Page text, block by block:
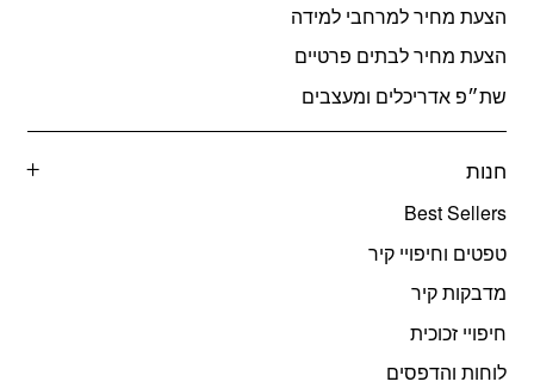
הצעת מחיר למרחבי למידה
הצעת מחיר לבתים פרטיים
שת״פ אדריכלים ומעצבים
חנות
Best Sellers
טפטים וחיפויי קיר
מדבקות קיר
חיפויי זכוכית
לוחות והדפסים